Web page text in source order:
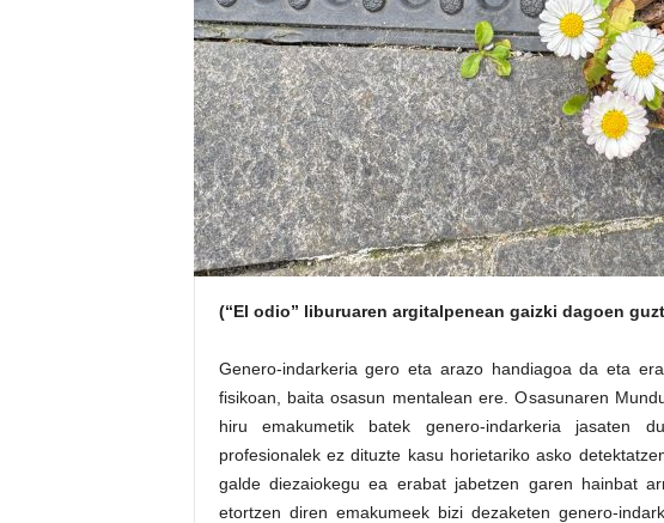
(“El odio” liburuaren argitalpenean gaizki dagoen
Genero-indarkeria gero eta arazo handiagoa da eta
fisikoan, baita osasun mentalean ere. Osasunaren
hiru emakumetik batek genero-indarkeria jasaten
profesionalek ez dituzte kasu horietariko asko
galde diezaiokegu ea erabat jabetzen garen hainbat
etortzen diren emakumeek bizi dezaketen genero-